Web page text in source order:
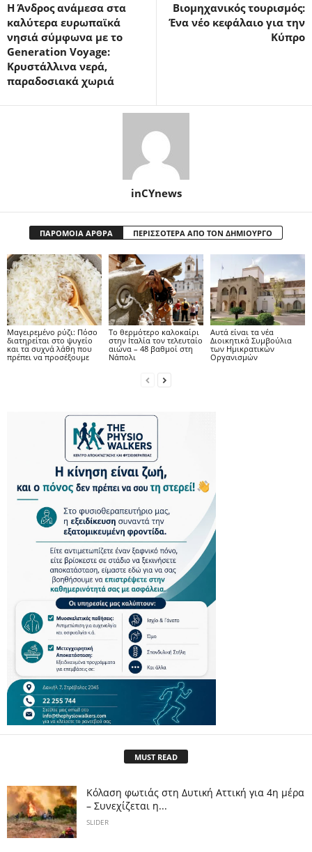
Η Άνδρος ανάμεσα στα
καλύτερα ευρωπαϊκά
νησιά σύμφωνα με το
Generation Voyage:
Kρυστάλλινα νερά,
παραδοσιακά χωριά
Βιομηχανικός τουρισμός:
Ένα νέο κεφάλαιο για την
Κύπρο
inCYnews
ΠΑΡΟΜΟΙΑ ΑΡΘΡΑ ΠΕΡΙΣΣΟΤΕΡΑ ΑΠΟ ΤΟΝ ΔΗΜΙΟΥΡΓΟ
Μαγειρεμένο ρύζι: Πόσο
διατηρείται στο ψυγείο
και τα συχνά λάθη που
πρέπει να προσέξουμε
Το θερμότερο καλοκαίρι
στην Ιταλία τον τελευταίο
αιώνα – 48 βαθμοί στη
Νάπολι
Αυτά είναι τα νέα
Διοικητικά Συμβούλια
των Ημικρατικών
Οργανισμών
MUST READ
Κόλαση φωτιάς στη Δυτική Αττική για 4η μέρα
– Συνεχίζεται η...
SLIDER